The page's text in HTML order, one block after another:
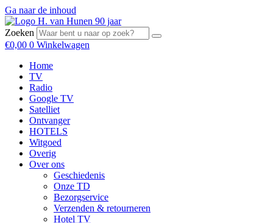
Ga naar de inhoud
Zoeken
€0,00 0 Winkelwagen
Home
TV
Radio
Google TV
Satelliet
Ontvanger
HOTELS
Witgoed
Overig
Over ons
Geschiedenis
Onze TD
Bezorgservice
Verzenden & retourneren
Hotel TV